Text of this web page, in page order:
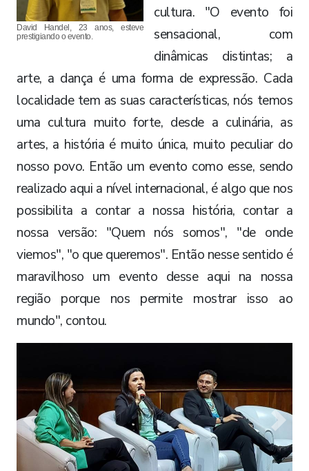
David Handel, 23 anos, esteve
prestigiando o evento.
cultura. "O evento foi
sensacional, com
dinâmicas distintas; a
arte, a dança é uma forma de expressão. Cada
localidade tem as suas características, nós temos
uma cultura muito forte, desde a culinária, as
artes, a história é muito única, muito peculiar do
nosso povo. Então um evento como esse, sendo
realizado aqui a nível internacional, é algo que nos
possibilita a contar a nossa história, contar a
nossa versão: "Quem nós somos", "de onde
viemos", "o que queremos". Então nesse sentido é
maravilhoso um evento desse aqui na nossa
região porque nos permite mostrar isso ao
mundo", contou.
Previous Next